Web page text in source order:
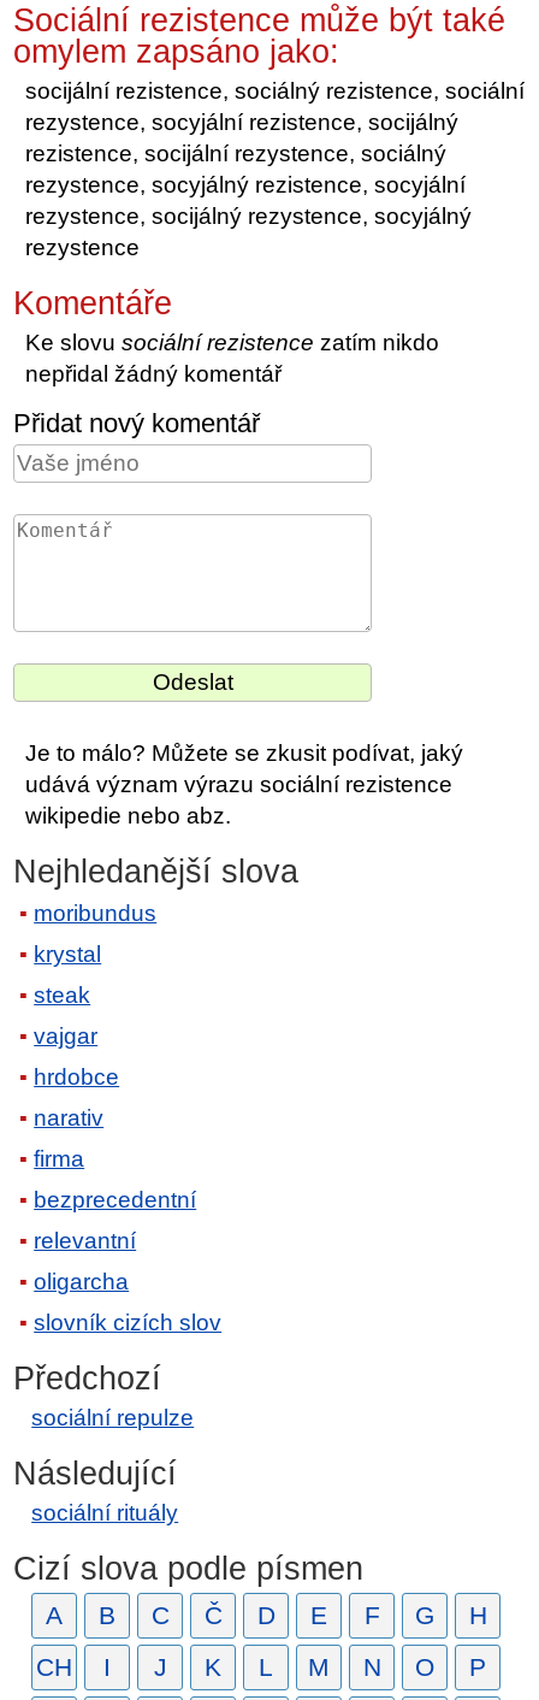
Sociální rezistence může být také
omylem zapsáno jako:
socijální rezistence, sociálný rezistence, sociální
rezystence, socyjální rezistence, socijálný
rezistence, socijální rezystence, sociálný
rezystence, socyjálný rezistence, socyjální
rezystence, socijálný rezystence, socyjálný
rezystence
Komentáře
Ke slovusociální rezistence zatím nikdo
nepřidal žádný komentář
Přidat nový komentář
Je to málo? Můžete se zkusit podívat, jaký
udává význam výrazu sociální rezistence
wikipedie nebo abz.
Nejhledanější slova
moribundus
krystal
steak
vajgar
hrdobce
narativ
firma
bezprecedentní
relevantní
oligarcha
slovník cizích slov
Předchozí
sociální repulze
Následující
sociální rituály
Cizí slova podle písmen
A B C Č D E F G
H
CH
I J K L M N O P